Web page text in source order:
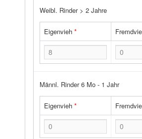
Weibl. Rinder > 2 Jahre
Eigenvieh*
Männl. Rinder 6 Mo - 1 Jahr
Eigenvieh*